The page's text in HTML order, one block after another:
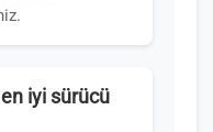
iyi sürücü